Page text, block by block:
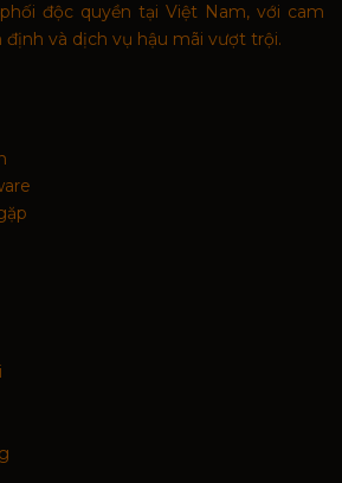
độc quyền tại Việt Nam, với cam
định và dịch vụ hậu mãi vượt trội.